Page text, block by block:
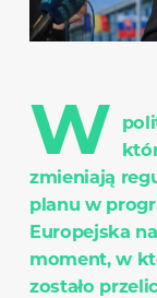
W
zmieniają
planu w
Europejska
moment, w
zostało